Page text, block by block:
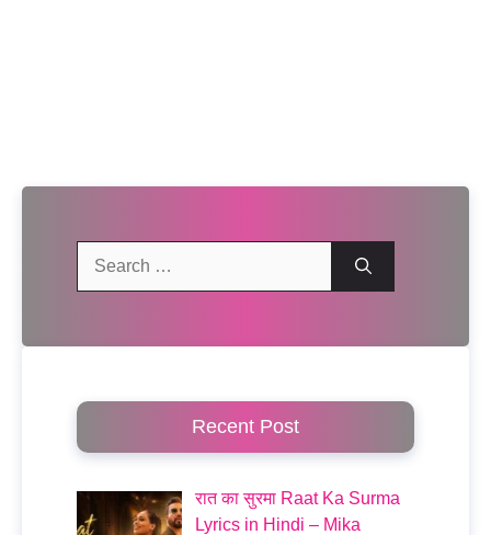
Recent Post
रात का सुरमा Raat Ka Surma
Lyrics in Hindi – Mika